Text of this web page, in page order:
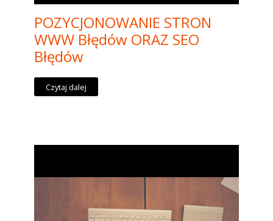
POZYCJONOWANIE STRON
WWW Błędów ORAZ SEO
Błędów
Czytaj dalej